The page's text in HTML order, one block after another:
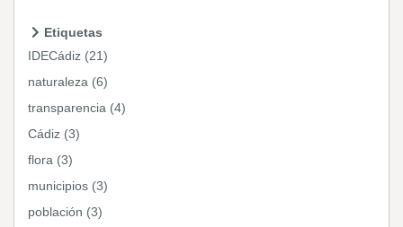
Etiquetas
IDECádiz (21)
naturaleza (6)
transparencia (4)
Cádiz (3)
flora (3)
municipios (3)
población (3)